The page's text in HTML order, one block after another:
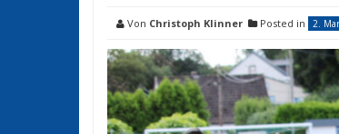
Von Christoph Klinner Posted in 2.